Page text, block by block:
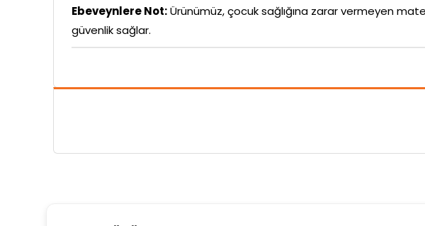
Ebeveynlere Not:Ürünümüz, çocuk sağlığına zarar vermeyen
güvenlik sağlar.